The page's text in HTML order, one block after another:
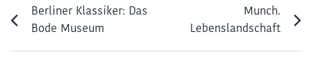
Berliner Klassiker: Das
Bode Museum
Munch.
Lebenslandschaft